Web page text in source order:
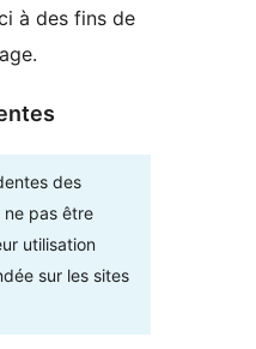
à des fins de
des
pas être
utilisation
sur les sites